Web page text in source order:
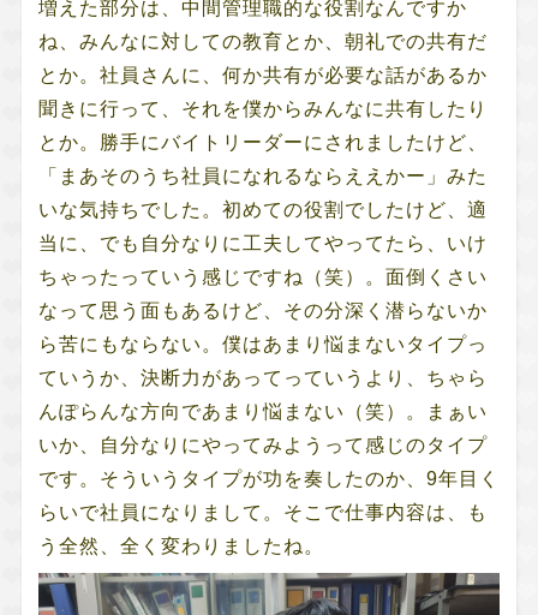
増えた部分は、中間管理職的な役割なんですか
ね、みんなに対しての教育とか、朝礼での共有だ
とか。社員さんに、何か共有が必要な話があるか
聞きに行って、それを僕からみんなに共有したり
とか。勝手にバイトリーダーにされましたけど、
「まあそのうち社員になれるならええかー」みた
いな気持ちでした。初めての役割でしたけど、適
当に、でも自分なりに工夫してやってたら、いけ
ちゃったっていう感じですね（笑）。面倒くさい
なって思う面もあるけど、その分深く潜らないか
ら苦にもならない。僕はあまり悩まないタイプっ
ていうか、決断力があってっていうより、ちゃら
んぽらんな方向であまり悩まない（笑）。まぁい
いか、自分なりにやってみようって感じのタイプ
です。そういうタイプが功を奏したのか、9年目く
らいで社員になりまして。そこで仕事内容は、も
う全然、全く変わりましたね。